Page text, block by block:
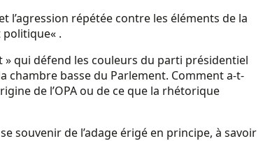
l’agression répétée contre les éléments de la
.
» qui défend les couleurs du parti présidentiel
chambre basse du Parlement. Comment a-t-
de l’OPA ou de ce que la rhétorique
souvenir de l’adage érigé en principe, à savoir